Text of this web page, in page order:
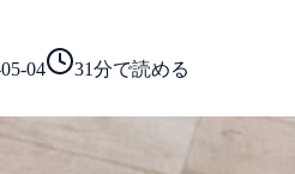
04 31分で読める